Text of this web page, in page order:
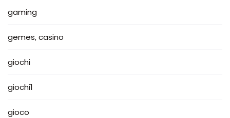
gaming
gemes, casino
giochi
giochi1
gioco